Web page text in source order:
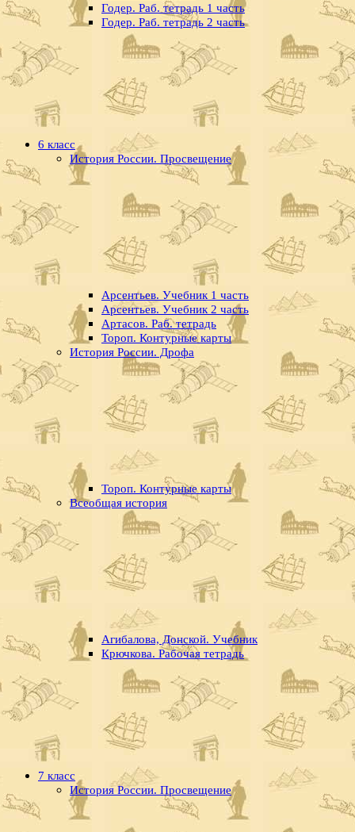
Годер. Раб. тетрадь 1 часть
Годер. Раб. тетрадь 2 часть
6 класс
История России. Просвещение
Арсентьев. Учебник 1 часть
Арсентьев. Учебник 2 часть
Артасов. Раб. тетрадь
Тороп. Контурные карты
История России. Дрофа
Тороп. Контурные карты
Всеобщая история
Агибалова, Донской. Учебник
Крючкова. Рабочая тетрадь
7 класс
История России. Просвещение